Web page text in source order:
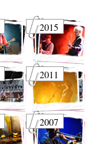
2015
2011
2007